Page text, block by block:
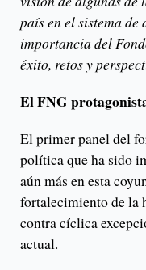
país en el sistema
importancia del
éxito, retos y
El FNG
El primer panel del
política que ha sido
aún más en esta
fortalecimiento de la
contra cíclica
actual.